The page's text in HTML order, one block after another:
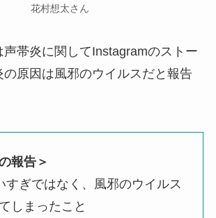
花村想太さん
帯炎に関してInstagramのストー
の原因は風邪のウイルスだと報告
報告＞
すぎではなく、風邪のウイルス
しまったこと